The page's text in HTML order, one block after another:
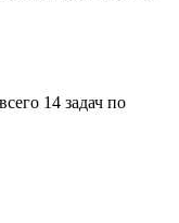
14 задач по